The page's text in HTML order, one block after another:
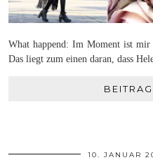
What happend: Im Moment ist
Das liegt zum einen daran, dass
10. JANUAR